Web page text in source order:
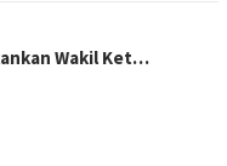
Wakil Ket…